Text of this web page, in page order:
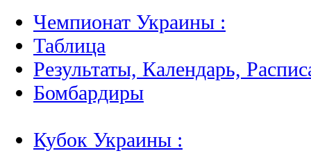
Чемпионат Украины :
Таблица
Результаты, Календарь,
Бомбардиры
Кубок Украины :